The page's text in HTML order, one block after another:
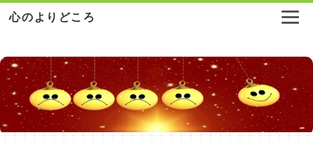
心のよりどころ